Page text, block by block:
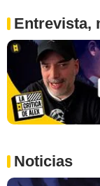
Entrevista,
Noticias